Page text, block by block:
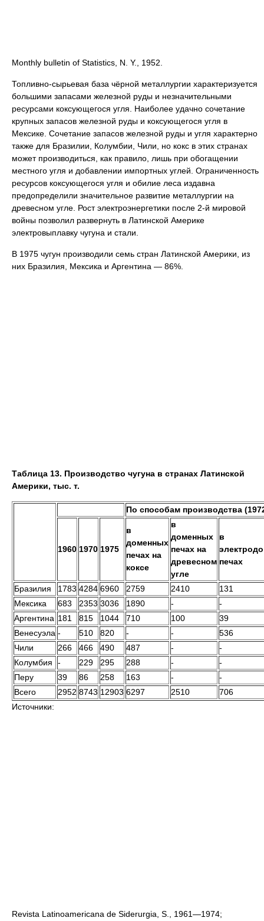
Monthly bulletin of Statistics, N. Y., 1952.
Топливно-сырьевая база чёрной металлургии характеризуется
большими запасами железной руды и незначительными
ресурсами коксующегося угля. Наиболее удачно сочетание
крупных запасов железной руды и коксующегося угля в
Мексике. Сочетание запасов железной руды и угля характерно
также для Бразилии, Колумбии, Чили, но кокс в этих странах
может производиться, как правило, лишь при обогащении
местного угля и добавлении импортных углей. Ограниченность
ресурсов коксующегося угля и обилие леса издавна
предопределили значительное развитие металлургии на
древесном угле. Рост электроэнергетики после 2-й мировой
войны позволил развернуть в Латинской Америке
электровыплавку чугуна и стали.
В 1975 чугун производили семь стран Латинской Америки, из
них Бразилия, Мексика и Аргентина — 86%.
Таблица 13. Производство чугуна в странах Латинской
Америки, тыс. т.
По способам производства
1960 1970 1975
в
доменных
печах на
коксе
в
доменных
печах на
древесном
угле
в
печах
Бразилия 1783 4284 6960 2759 2410
131
Мексика
683 2353 3036 1890 -
-
Аргентина 181 815 1044 710 100
39
Венесуэла - 510 820 - -
536
Чили
266 466 490 487 -
-
Колумбия
- 229 295 288 -
-
Перу
39 86 258 163 -
-
Всего
2952 8743 12903 6297 2510
706
Источники:
Revista Latinoamericana de Siderurgia, S., 1961—1974;